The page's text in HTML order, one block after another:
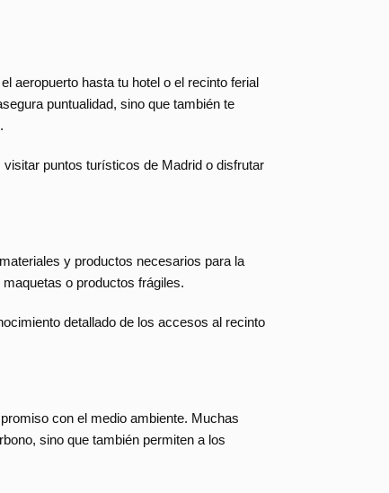
aeropuerto hasta tu hotel o el recinto ferial
puntualidad, sino que también te
puntos turísticos de Madrid o disfrutar
y productos necesarios para la
o productos frágiles.
detallado de los accesos al recinto
con el medio ambiente. Muchas
sino que también permiten a los